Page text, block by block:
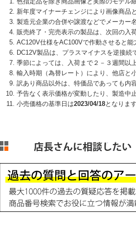
新年度マイナーチェンジにより画像商品
製造元企業の合併や譲渡などでメーカー
販売終了・完売表示の製品は、次回の入
AC120V仕様をAC100Vで作動させると
DC12V製品は、プラスマイナスを逆接
季節によっては、入荷まで２－３週間以
輸入時期（為替レート）により、他店と
訳あり商品以外は、特価品であっても内
予告なく表示価格が変動したり、製造中
小売価格の基準日は2023/04/18となりま